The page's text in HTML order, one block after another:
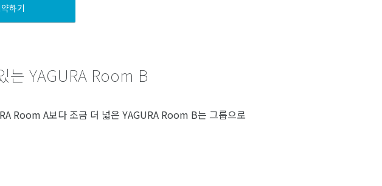
하기
는 YAGURA Room B
Room A보다 조금 더 넓은 YAGURA Room B는 그룹으로